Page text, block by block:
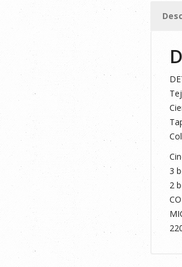
3
2